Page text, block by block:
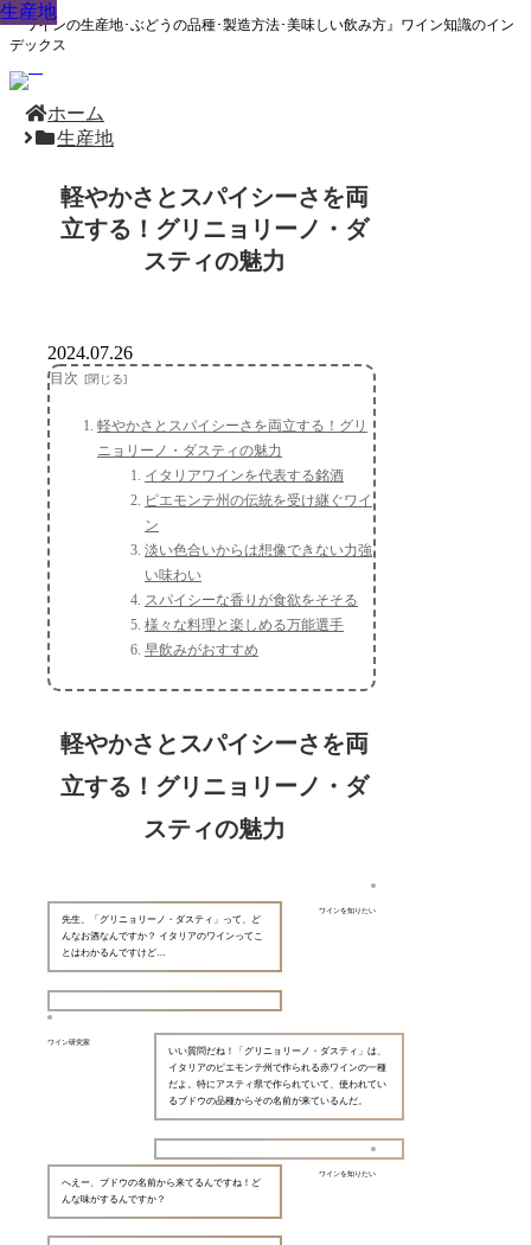
『ワインの生産地･ぶどうの品種･製造方法･美味しい飲み方』ワイン知識のイン
デックス
ホーム
生産地
軽やかさとスパイシーさを両
立する！グリニョリーノ・ダ
スティの魅力
生産地
2024.07.26
目次
軽やかさとスパイシーさを両立する！グリ
ニョリーノ・ダスティの魅力
イタリアワインを代表する銘酒
ピエモンテ州の伝統を受け継ぐワイ
ン
淡い色合いからは想像できない力強
い味わい
スパイシーな香りが食欲をそそる
様々な料理と楽しめる万能選手
早飲みがおすすめ
軽やかさとスパイシーさを両
立する！グリニョリーノ・ダ
スティの魅力
ワインを知りたい
先生、「グリニョリーノ・ダスティ」って、ど
んなお酒なんですか？ イタリアのワインってこ
とはわかるんですけど…
ワイン研究家
いい質問だね！「グリニョリーノ・ダスティ」は、
イタリアのピエモンテ州で作られる赤ワインの一種
だよ。特にアスティ県で作られていて、使われてい
るブドウの品種からその名前が来ているんだ。
ワインを知りたい
へえー、ブドウの名前から来てるんですね！ど
んな味がするんですか？
生産地
生産地
生産地
生産地
生産地
生産地
生産地
生産地